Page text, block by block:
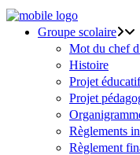
Groupe scolaire
Mot du chef
Histoire
Projet éducatif
Projet
Règlements
Règlement